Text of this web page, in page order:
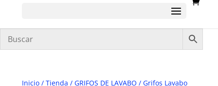
Inicio/ Tienda / GRIFOS DE LAVABO / Grifos Lavabo